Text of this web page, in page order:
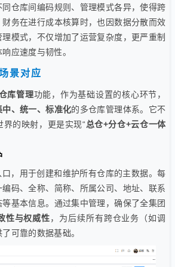
仓库间编码规则、管理模式各异，使得跨
务在进行成本核算时，也因数据分散而效
模式，不仅增加了运营复杂度，更严重制
应速度与韧性。
景对应
库管理功能，作为基础设置的核心环节，
中、统一、标准化的多仓库管理体系。它不
的映射，更是实现“总仓+分仓+云仓一体
，用于创建和维护所有仓库的主数据。每
码、全称、简称、所属公司、地址、联系
基本信息。通过集中管理，确保了全集团
性与权威性，为后续所有跨仓业务（如调
可靠的数据基础。